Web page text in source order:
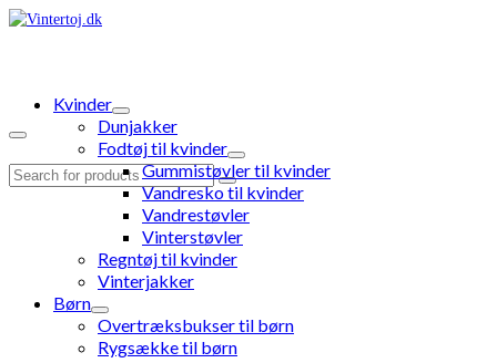
Search
Kvinder
Dunjakker
Fodtøj til kvinder
Gummistøvler til kvinder
Vandresko til kvinder
Vandrestøvler
Vinterstøvler
Regntøj til kvinder
Vinterjakker
Børn
Overtræksbukser til børn
Rygsække til børn